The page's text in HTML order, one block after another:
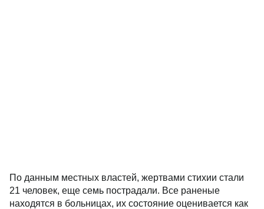
По данным местных властей, жертвами стихии стали
21 человек, еще семь пострадали. Все раненые
находятся в больницах, их состояние оценивается как